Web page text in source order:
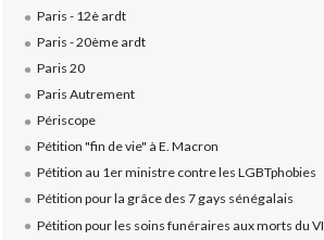
Paris - 12è ardt
Paris - 20ème ardt
Paris 20
Paris Autrement
Périscope
Pétition "fin de vie" à E. Macron
Pétition au 1er ministre contre les LGBTphobies
Pétition pour la grâce des 7 gays sénégalais
Pétition pour les soins funéraires aux morts du VI